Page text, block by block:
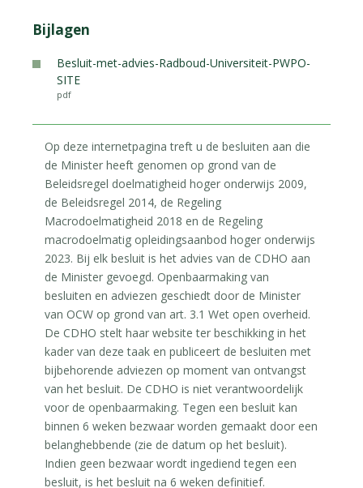
Bijlagen
Besluit-met-advies-Radboud-Universiteit-PWPO-
SITE
pdf
Op deze internetpagina treft u de besluiten aan die
de Minister heeft genomen op grond van de
Beleidsregel doelmatigheid hoger onderwijs 2009,
de Beleidsregel 2014, de Regeling
Macrodoelmatigheid 2018 en de Regeling
macrodoelmatig opleidingsaanbod hoger onderwijs
2023. Bij elk besluit is het advies van de CDHO aan
de Minister gevoegd. Openbaarmaking van
besluiten en adviezen geschiedt door de Minister
van OCW op grond van art. 3.1 Wet open overheid.
De CDHO stelt haar website ter beschikking in het
kader van deze taak en publiceert de besluiten met
bijbehorende adviezen op moment van ontvangst
van het besluit. De CDHO is niet verantwoordelijk
voor de openbaarmaking. Tegen een besluit kan
binnen 6 weken bezwaar worden gemaakt door een
belanghebbende (zie de datum op het besluit).
Indien geen bezwaar wordt ingediend tegen een
besluit, is het besluit na 6 weken definitief.